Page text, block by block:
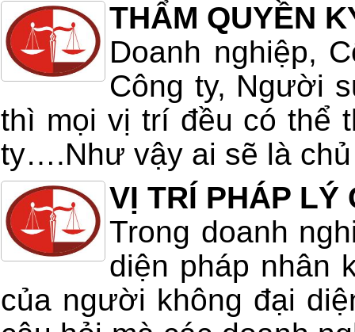
THẨM QUYỀN
Doanh nghiệp,
Công ty, Người
thì mọi vị trí đều có thể
ty….Như vậy ai sẽ là
VỊ TRÍ PHÁP LÝ
Trong doanh
diện pháp nhân
của người không đại